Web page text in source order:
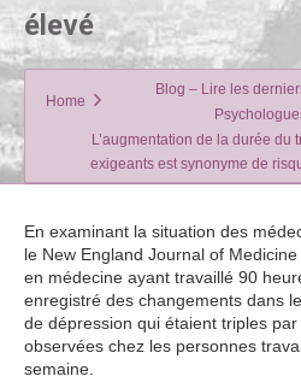
élevé
Home
Blog – Lire les
L’augmentation de la durée du
exigeants est synonyme de
En examinant la situation des
le New England Journal of
en médecine ayant travaillé 90
enregistré des changements dans
de dépression qui étaient triples
observées chez les personnes
semaine.